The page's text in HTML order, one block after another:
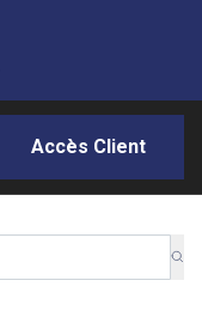
Accès Client